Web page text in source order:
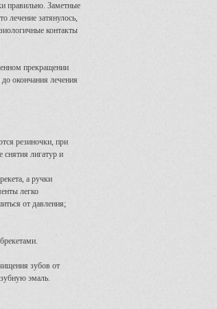
правильно. Заметные
лечение затянулось,
контакты
прекращении
окончания лечения
резиночки, при
лигатур и
а ручки
легко
от давления;
зубов от
эмаль.